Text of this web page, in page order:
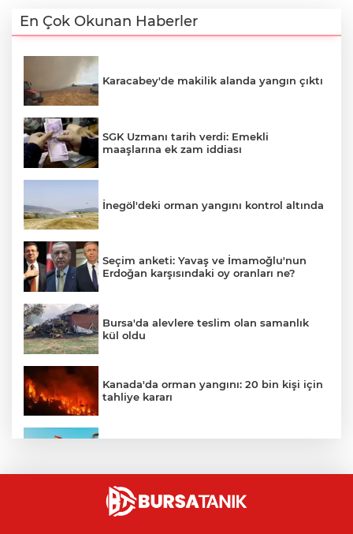
En Çok Okunan Haberler
Karacabey'de makilik alanda yangın çıktı
SGK Uzmanı tarih verdi: Emekli
maaşlarına ek zam iddiası
İnegöl'deki orman yangını kontrol altında
Seçim anketi: Yavaş ve İmamoğlu'nun
Erdoğan karşısındaki oy oranları ne?
Bursa'da alevlere teslim olan samanlık
kül oldu
Kanada'da orman yangını: 20 bin kişi için
tahliye kararı
Karacabey Belediyespor'dan
Bursaspor'un gençlerine 5 yıllık imza